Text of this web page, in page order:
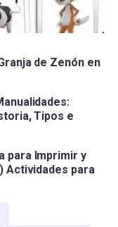
de Zenón en
Tipos e
para Imprimir y
Actividades para